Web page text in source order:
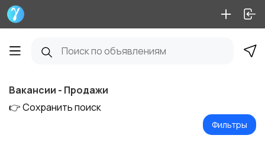
Вакансии - Продажи
👉 Сохранить поиск
Фильтры